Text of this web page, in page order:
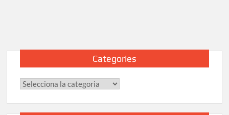
Llista
a
Categories
Categories